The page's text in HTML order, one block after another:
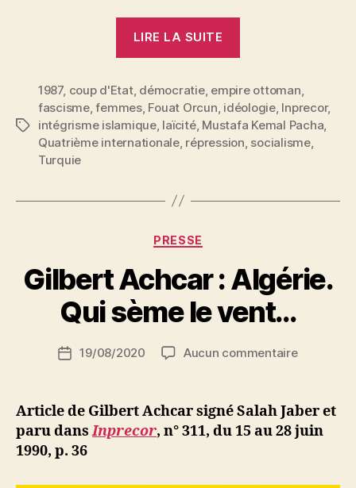
LIRE LA SUITE
Turquie.
Montée
de
Étiquettes
1987, coup d'Etat, démocratie, empire ottoman
fascisme,femmes, Fouat Orcun idéologie, Inprecor,
intégrisme islamique, laïcité, Mustafa Kemal Pacha
Quatrième internationale, répression socialisme,
Turquie
Catégories
PRESSE
Gilbert Achcar : Algérie.
Qui sème le vent…
a
S
N
ji
b
Date19/08/2020 Aucun commentairesur
:
Algérie.
Qui
Article de Gilbert Achcarsigné Salah Jaber et
paru dansInprecor, n° 311, du 15 au 28 juin
1990, p. 36